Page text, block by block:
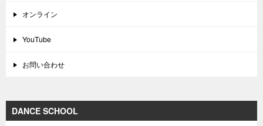
オンライン
YouTube
お問い合わせ
DANCE SCHOOL